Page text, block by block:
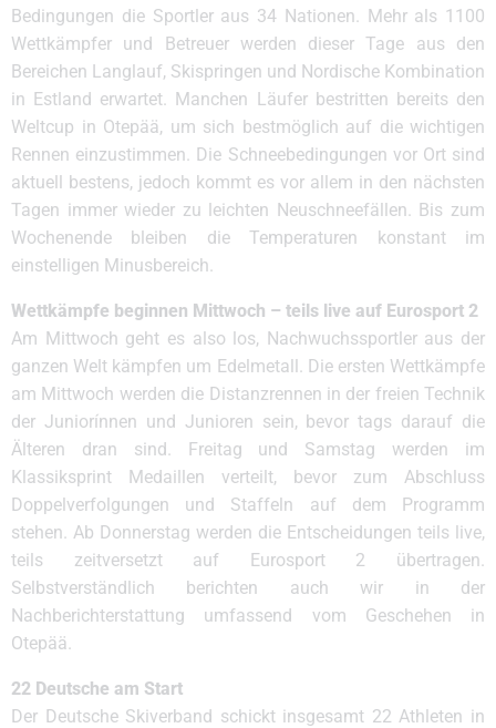
Bedingungen die Sportler aus 34 Nationen. Mehr als 1100
Wettkämpfer und Betreuer werden dieser Tage aus den
Bereichen Langlauf, Skispringen und Nordische Kombination
in Estland erwartet. Manchen Läufer bestritten bereits den
Weltcup in Otepää, um sich bestmöglich auf die wichtigen
Rennen einzustimmen. Die Schneebedingungen vor Ort sind
aktuell bestens, jedoch kommt es vor allem in den nächsten
Tagen immer wieder zu leichten Neuschneefällen. Bis zum
Wochenende bleiben die Temperaturen konstant im
einstelligen Minusbereich.
Wettkämpfe beginnen Mittwoch – teils live auf Eurosport 2
Am Mittwoch geht es also los, Nachwuchssportler aus der
ganzen Welt kämpfen um Edelmetall. Die ersten Wettkämpfe
am Mittwoch werden die Distanzrennen in der freien Technik
der Juniorínnen und Junioren sein, bevor tags darauf die
Älteren dran sind. Freitag und Samstag werden im
Klassiksprint Medaillen verteilt, bevor zum Abschluss
Doppelverfolgungen und Staffeln auf dem Programm
stehen. Ab Donnerstag werden die Entscheidungen teils live,
teils zeitversetzt auf Eurosport 2 übertragen.
Selbstverständlich berichten auch wir in der
Nachberichterstattung umfassend vom Geschehen in
Otepää.
22 Deutsche am Start
Der Deutsche Skiverband schickt insgesamt 22 Athleten in